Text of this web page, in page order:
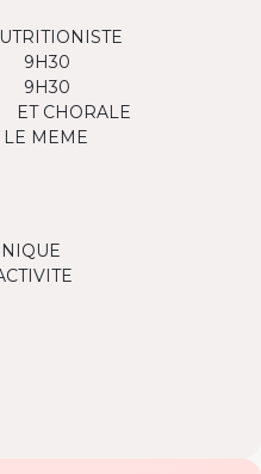
Alice
9H30
9H30
CHORALE
LE MEME